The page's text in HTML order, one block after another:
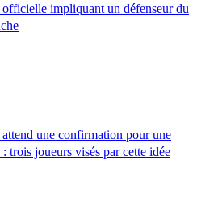
impliquant un défenseur du
une confirmation pour une
trois joueurs visés par cette idée